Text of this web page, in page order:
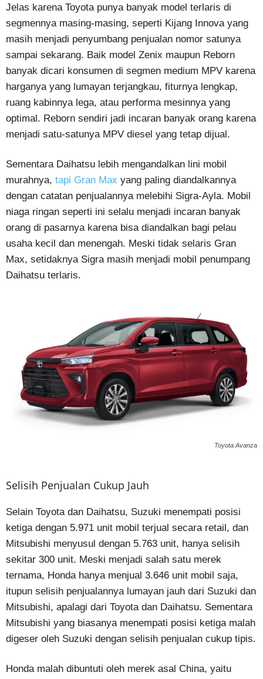
Jelas karena Toyota punya banyak model terlaris di
segmennya masing-masing, seperti Kijang Innova yang
masih menjadi penyumbang penjualan nomor satunya
sampai sekarang. Baik model Zenix maupun Reborn
banyak dicari konsumen di segmen medium MPV karena
harganya yang lumayan terjangkau, fiturnya lengkap,
ruang kabinnya lega, atau performa mesinnya yang
optimal. Reborn sendiri jadi incaran banyak orang karena
menjadi satu-satunya MPV diesel yang tetap dijual.
Sementara Daihatsu lebih mengandalkan lini mobil
murahnya, tapi Gran Max yang paling diandalkannya
dengan catatan penjualannya melebihi Sigra-Ayla. Mobil
niaga ringan seperti ini selalu menjadi incaran banyak
orang di pasarnya karena bisa diandalkan bagi pelau
usaha kecil dan menengah. Meski tidak selaris Gran
Max, setidaknya Sigra masih menjadi mobil penumpang
Daihatsu terlaris.
Toyota Avanza
Selisih Penjualan Cukup Jauh
Selain Toyota dan Daihatsu, Suzuki menempati posisi
ketiga dengan 5.971 unit mobil terjual secara retail, dan
Mitsubishi menyusul dengan 5.763 unit, hanya selisih
sekitar 300 unit. Meski menjadi salah satu merek
ternama, Honda hanya menjual 3.646 unit mobil saja,
itupun selisih penjualannya lumayan jauh dari Suzuki dan
Mitsubishi, apalagi dari Toyota dan Daihatsu. Sementara
Mitsubishi yang biasanya menempati posisi ketiga malah
digeser oleh Suzuki dengan selisih penjualan cukup tipis.
Honda malah dibuntuti oleh merek asal China, yaitu